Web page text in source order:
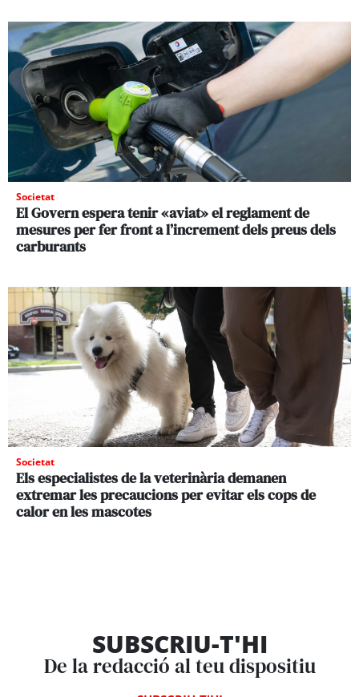
Societat
El Govern espera tenir «aviat» el reglament de
mesures per fer front a l’increment dels preus dels
carburants
Societat
Els especialistes de la veterinària demanen
extremar les precaucions per evitar els cops de
calor en les mascotes
SUBSCRIU-T'HI
De la redacció al teu dispositiu